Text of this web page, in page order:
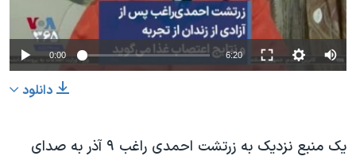
0:00 6:20
دانلود
یک منبع نزدیک به زرتشت احمدی راغب ۹ آذر به صدای